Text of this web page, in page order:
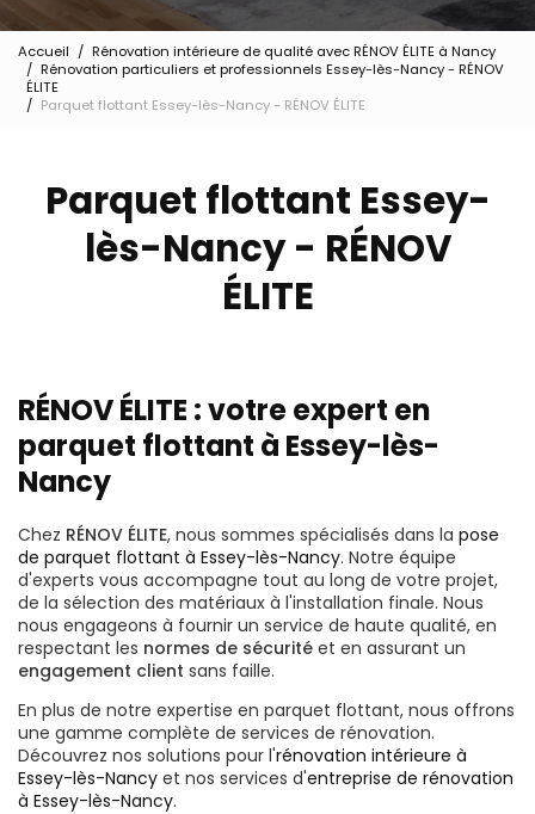
Accueil
Rénovation intérieure de qualité avec RÉNOV ÉLITE à Nancy
Rénovation particuliers et professionnels Essey-lès-Nancy - RÉNOV
ÉLITE
Parquet flottant Essey-lès-Nancy - RÉNOV ÉLITE
Parquet flottant Essey-
lès-Nancy - RÉNOV
ÉLITE
RÉNOV ÉLITE : votre expert en
parquet flottant à Essey-lès-
Nancy
Chez RÉNOV ÉLITE, nous sommes spécialisés dans la pose
de parquet flottant à Essey-lès-Nancy. Notre équipe
d'experts vous accompagne tout au long de votre projet,
de la sélection des matériaux à l'installation finale. Nous
nous engageons à fournir un service de haute qualité, en
respectant les normes de sécurité et en assurant un
engagement client sans faille.
En plus de notre expertise en parquet flottant, nous offrons
une gamme complète de services de rénovation.
Découvrez nos solutions pour l'rénovation intérieure à
Essey-lès-Nancy et nos services d'entreprise de rénovation
à Essey-lès-Nancy.